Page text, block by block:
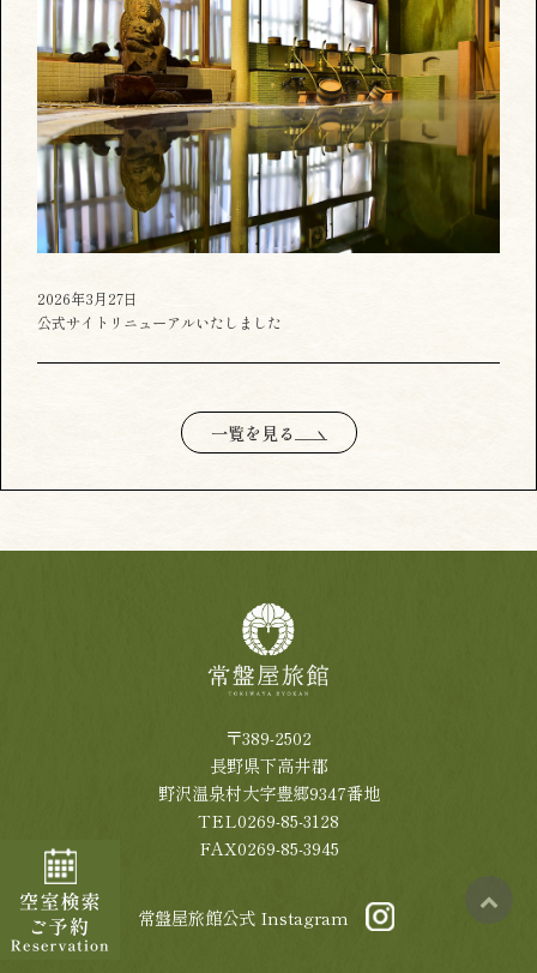
2026年3月27日
公式サイトリニューアルいたしました
一覧を見る
〒389-2502
長野県下高井郡
野沢温泉村大字豊郷9347番地
TEL0269-85-3128
FAX0269-85-3945
常盤屋旅館公式 Instagram